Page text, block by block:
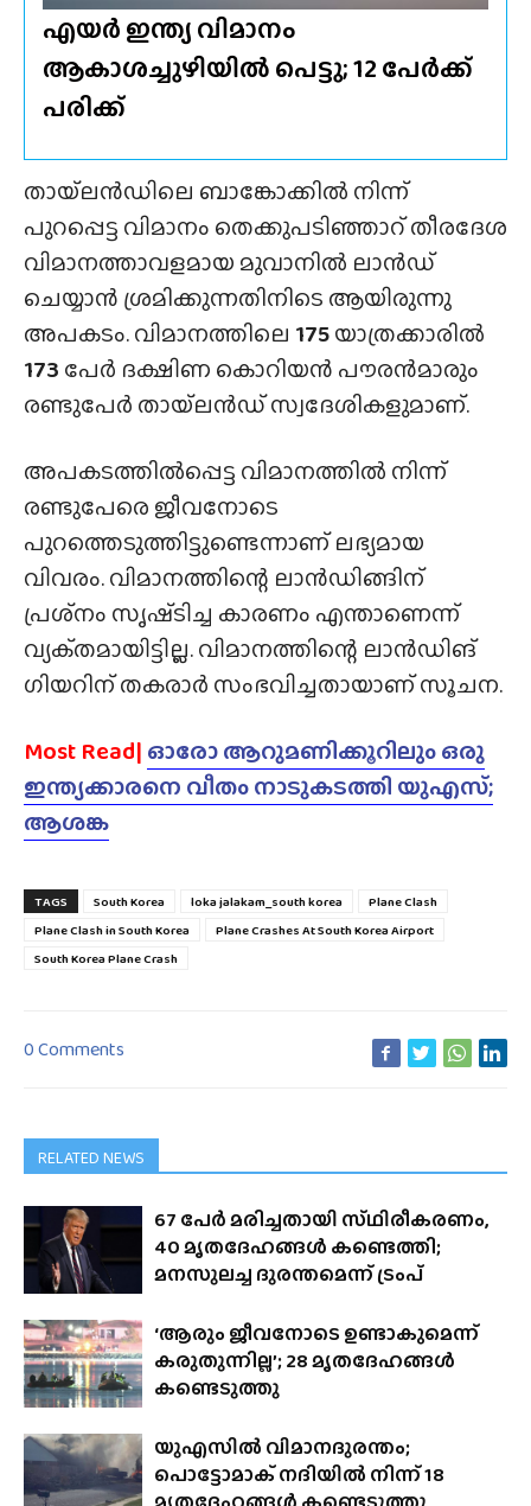
എയർ ഇന്ത്യ വിമാനം
ആകാശച്ചുഴിയിൽ പെട്ടു; 12 പേർക്ക്
പരിക്ക്
തായ്‌ലൻഡിലെ ബാങ്കോക്കിൽ നിന്ന്
പുറപ്പെട്ട വിമാനം തെക്കുപടിഞ്ഞാറ് തീരദേശ
വിമാനത്താവളമായ മുവാനിൽ ലാൻഡ്
ചെയ്യാൻ ശ്രമിക്കുന്നതിനിടെ ആയിരുന്നു
അപകടം. വിമാനത്തിലെ 175യാത്രക്കാരിൽ
173 പേർ ദക്ഷിണ കൊറിയൻ പൗരൻമാരും
രണ്ടുപേർ തായ്‌ലൻഡ് സ്വദേശികളുമാണ്.
അപകടത്തിൽപ്പെട്ട വിമാനത്തിൽ നിന്ന്
രണ്ടുപേരെ ജീവനോടെ
പുറത്തെടുത്തിട്ടുണ്ടെന്നാണ് ലഭ്യമായ
വിവരം. വിമാനത്തിന്റെ ലാൻഡിങ്ങിന്
പ്രശ്‌നം സൃഷ്‌ടിച്ച കാരണം എന്താണെന്ന്
വ്യക്‌തമായിട്ടില്ല. വിമാനത്തിന്റെ ലാൻഡിങ്
ഗിയറിന് തകരാർ സംഭവിച്ചതായാണ് സൂചന.
Most Read| ഓരോ ആറുമണിക്കൂറിലും ഒരു
ഇന്ത്യക്കാരനെ വീതം നാടുകടത്തി യുഎസ്;
ആശങ്ക
TAGS South Korea loka jalakam_south korea
Plane Clash
Plane Clash in South Korea
Plane Crashes At South Korea Airport
South Korea Plane Crash
0 Comments
RELATED NEWS
67 പേർ മരിച്ചതായി സ്‌ഥിരീകരണം,
40 മൃതദേഹങ്ങൾ കണ്ടെത്തി;
മനസുലച്ച ദുരന്തമെന്ന് ട്രംപ്
‘ആരും ജീവനോടെ ഉണ്ടാകുമെന്ന്
കരുതുന്നില്ല’; 28 മൃതദേഹങ്ങൾ
കണ്ടെടുത്തു
യുഎസിൽ വിമാനദുരന്തം;
പൊട്ടോമാക് നദിയിൽ നിന്ന് 18